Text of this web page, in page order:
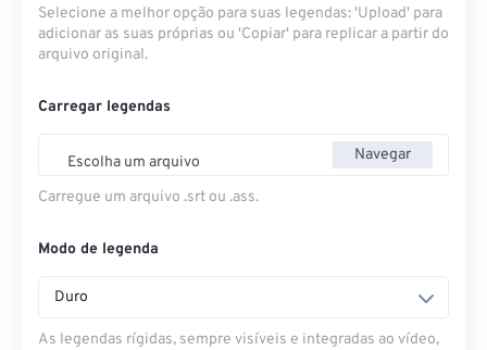
Selecione a melhor opção para suas legendas: 'Upload' para
adicionar as suas próprias ou 'Copiar' para replicar a partir do
arquivo original.
Carregar legendas
Escolha um arquivo Navegar
Carregue um arquivo .srt ou .ass.
Modo de legenda
Duro
As legendas rígidas, sempre visíveis e integradas ao vídeo,